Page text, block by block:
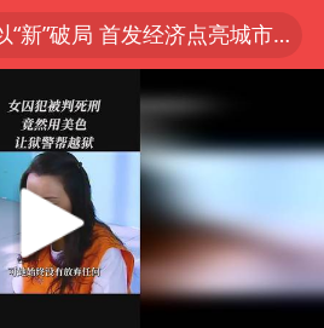
以“新”破局 首发经济点亮城市消费活力
阿根廷足协发文力挺因凡蒂诺
中国稀土盘中涨停
A股开盘：民爆、CPO等概念走强